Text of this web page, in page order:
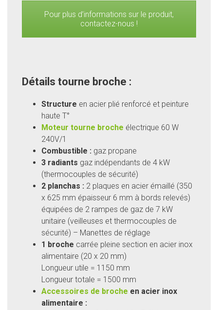
Pour plus d’informations sur le produit,
contactez-nous !
Détails tourne broche :
Structure en acier plié renforcé et peinture
haute T°
Moteur tourne broche électrique 60 W
240V/1
Combustible : gaz propane
3 radiants gaz indépendants de 4 kW
(thermocouples de sécurité)
2 planchas : 2 plaques en acier émaillé (350
x 625 mm épaisseur 6 mm à bords relevés)
équipées de 2 rampes de gaz de 7 kW
unitaire (veilleuses et thermocouples de
sécurité) – Manettes de réglage
1 broche carrée pleine section en acier inox
alimentaire (20 x 20 mm)
Longueur utile = 1150 mm
Longueur totale = 1500 mm
Accessoires de broche en acier inox
alimentaire :